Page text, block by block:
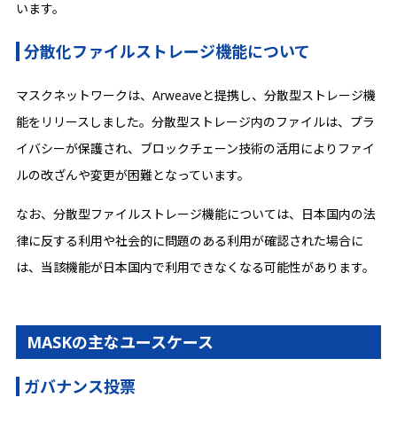
います。
分散化ファイルストレージ機能について
マスクネットワークは、Arweaveと提携し、分散型ストレージ機
能をリリースしました。分散型ストレージ内のファイルは、プラ
イバシーが保護され、ブロックチェーン技術の活用によりファイ
ルの改ざんや変更が困難となっています。
なお、分散型ファイルストレージ機能については、日本国内の法
律に反する利用や社会的に問題のある利用が確認された場合に
は、当該機能が日本国内で利用できなくなる可能性があります。
MASKの主なユースケース
ガバナンス投票